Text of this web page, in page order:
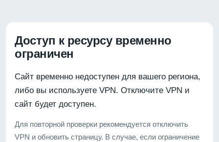
Доступ к ресурсу временно
ограничен
Сайт временно недоступен для вашего региона,
либо вы используете VPN. Отключите VPN и
сайт будет доступен.
Для повторной проверки рекомендуется отключить
VPN и обновить страницу. В случае, если ограничение